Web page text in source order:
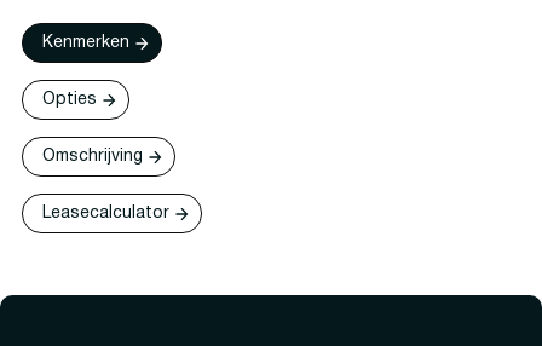
Kenmerken
Opties
Omschrijving
Leasecalculator